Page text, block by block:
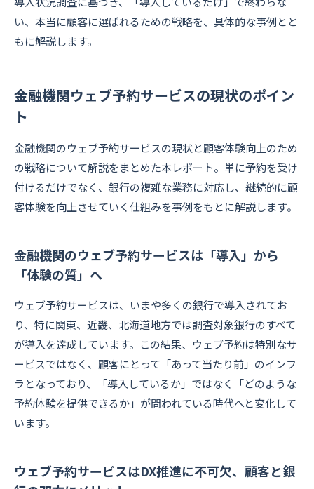
い、本当に顧客に選ばれるための戦略を、具体的な事例とと
もに解説します。
金融機関ウェブ予約サービスの現状のポイン
ト
金融機関のウェブ予約サービスの現状と顧客体験向上のため
の戦略について解説をまとめた本レポート。単に予約を受け
付けるだけでなく、銀行の複雑な業務に対応し、継続的に顧
客体験を向上させていく仕組みを事例をもとに解説します。
金融機関のウェブ予約サービスは「導入」から
「体験の質」へ
ウェブ予約サービスは、いまや多くの銀行で導入されてお
り、特に関東、近畿、北海道地方では調査対象銀行のすべて
が導入を達成しています。この結果、ウェブ予約は特別なサ
ービスではなく、顧客にとって「あって当たり前」のインフ
ラとなっており、「導入しているか」ではなく「どのような
予約体験を提供できるか」が問われている時代へと変化して
います。
ウェブ予約サービスはDX推進に不可欠、顧客と銀